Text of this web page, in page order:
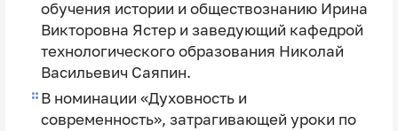
обучения истории и обществознанию Ирина
Викторовна Ястер и заведующий кафедрой
технологического образования Николай
Васильевич Саяпин.
В номинации «Духовность и
современность», затрагивающей уроки по